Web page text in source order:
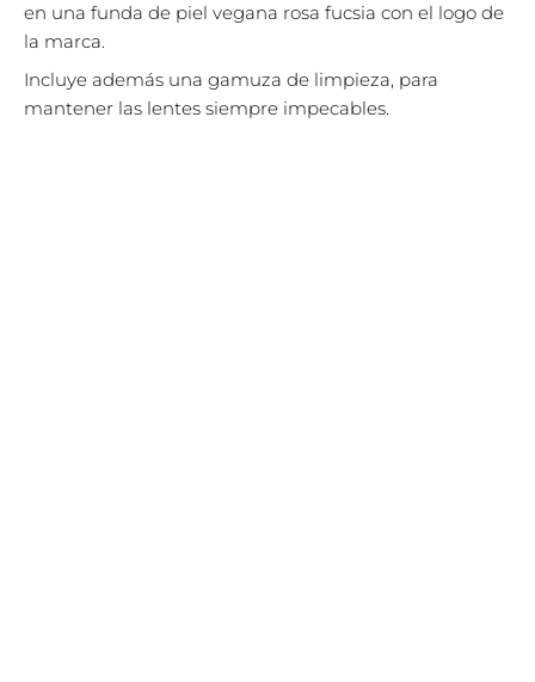
en una funda de piel vegana rosa fucsia con el logo de
la marca.
Incluye además una gamuza de limpieza, para
mantener las lentes siempre impecables.